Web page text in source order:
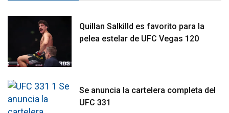
Quillan Salkilld es favorito para la
pelea estelar de UFC Vegas 120
Se anuncia la cartelera completa del
UFC 331